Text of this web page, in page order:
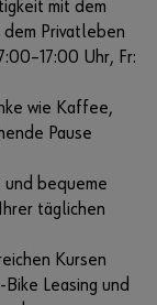
mit dem
Privatleben
Uhr, Fr:
wie Kaffee,
Pause
bequeme
täglichen
Kursen
Leasing und